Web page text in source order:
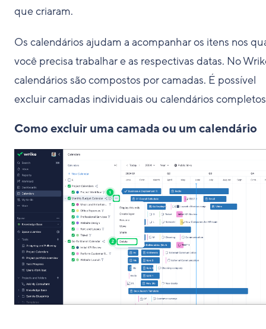
que criaram.
Os calendários ajudam a acompanhar os itens nos
você precisa trabalhar e as respectivas datas. No
calendários são compostos por camadas. É possível
excluir camadas individuais ou calendários
Como excluir uma camada ou um calendário